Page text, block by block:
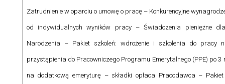
Zatrudnienie w oparciu o umowę o pracę – Konkurencyjne
od indywidualnych wyników pracy – Świadczenia pieniężne
Narodzenia – Pakiet szkoleń: wdrożenie i szkolenia do pracy
przystąpienia do Pracowniczego Programu Emerytalnego (PPE) po
na dodatkową emeryturę – składki opłaca Pracodawca –